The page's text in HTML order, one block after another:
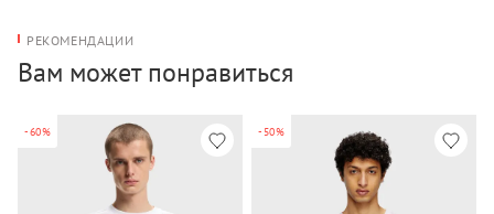
РЕКОМЕНДАЦИИ
Вам может понравиться
-60% -50%